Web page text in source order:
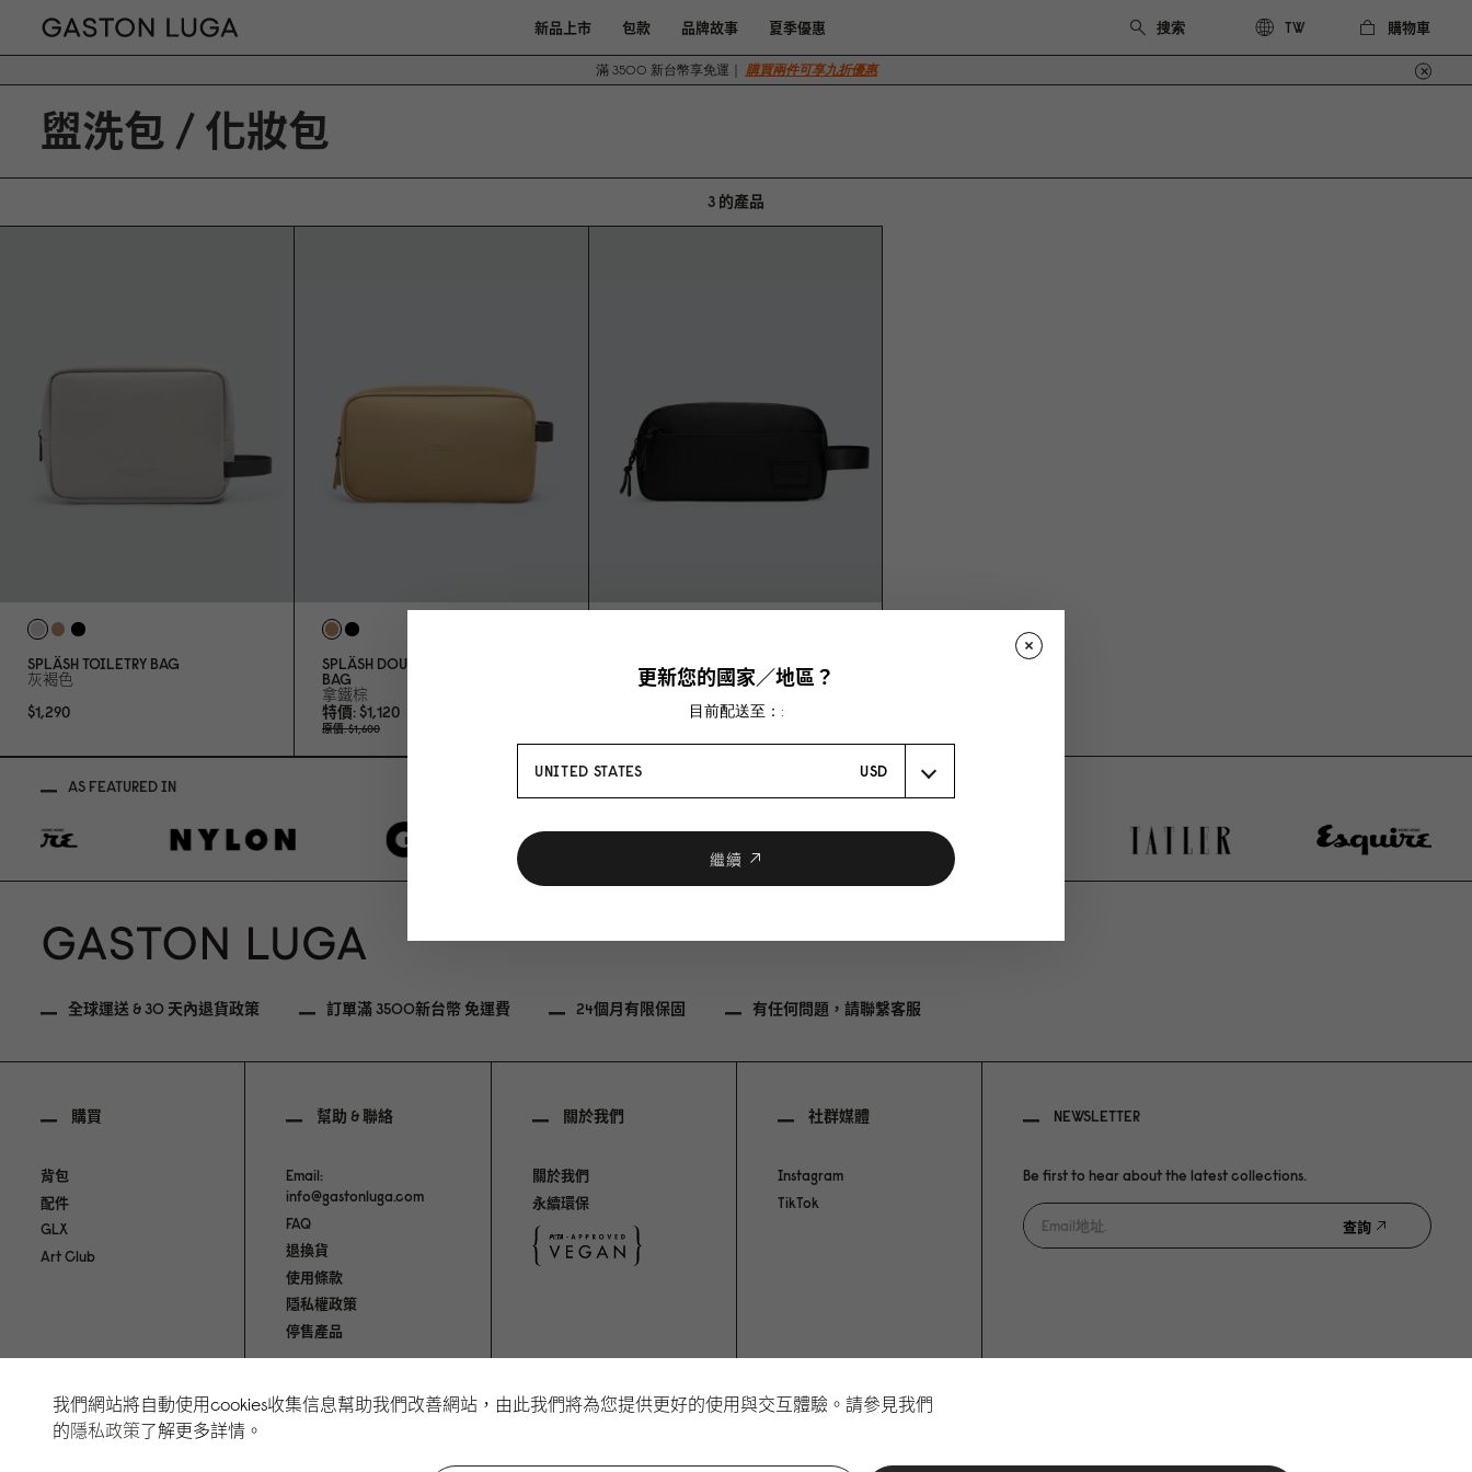
新品上市 包款 品牌故事 夏季優惠 TW 購物車
滿 3500 新台幣享免運｜ 購買兩件可享九折優惠
盥洗包 / 化妝包
3 的產品
SPLÄSH TOILETRY BAG
灰褐色
$1,290
SPLÄSH DOUBLE ZIPPED TOILETRY
BAG
拿鐵棕
特價 $1,120
原價 $1,600
$1,290
AS FEATURED IN
全球運送 & 30 天內退貨政策 訂單滿 3500新台幣 免運費 24個月有限保固 有任何問題，請聯繫客服
購買
背包
配件
GLX
Art Club
幫助 & 聯絡
Email:
info@gastonluga.com
FAQ
退換貨
使用條款
隱私權政策
停售產品
關於我們
關於我們
永續環保
社群媒體
Instagram
TikTok
NEWSLETTER
Be first to hear about the latest collections.
查詢
Copyright Gaston Luga AB. All Rights Reserved.
更新您的國家／地區？
目前配送至：:
UNITED STATES USD
繼續
我們網站將自動使用cookies收集信息幫助我們改善網站，由此我們將為您提供更好的使用與交互體驗。請參見我們
的隱私政策了解更多詳情。